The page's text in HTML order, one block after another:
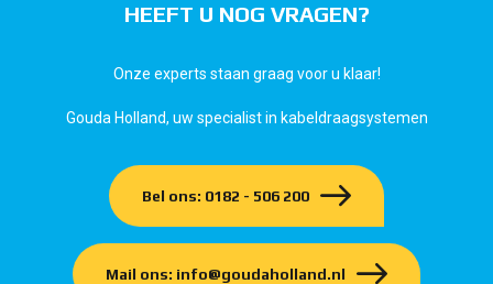
HEEFT U NOG VRAGEN?
Onze experts staan graag voor u klaar!
Gouda Holland, uw specialist in kabeldraagsystemen
Bel ons: 0182 - 506 200
Mail ons: info@goudaholland.nl